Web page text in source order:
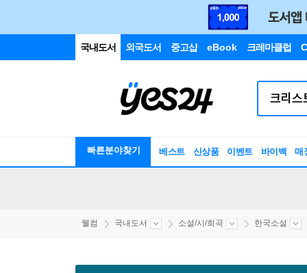
국내도서 외국도서 중고샵 eBook 크레마클럽
빠른분야찾기 베스트 신상품 이벤트 바이백 매
웰컴 국내도서 소설/시/희곡 한국소설